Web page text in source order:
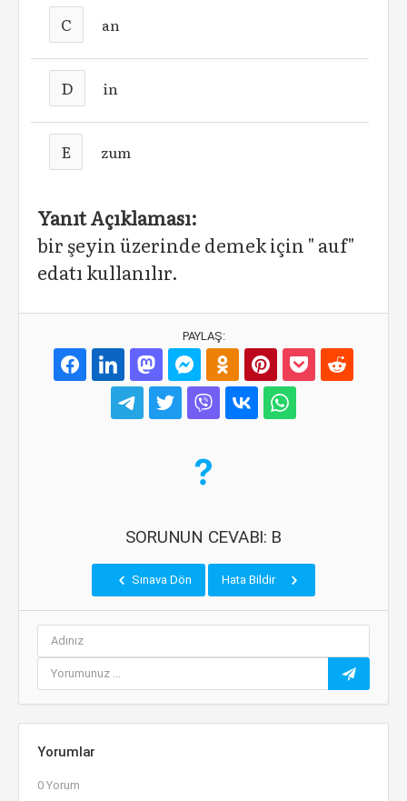
C an
D in
E zum
Yanıt Açıklaması:
bir şeyin üzerinde demek için " auf"
edatı kullanılır.
PAYLAŞ:
SORUNUN CEVABI: B
Sınava Dön Hata Bildir
Yorumlar
0 Yorum